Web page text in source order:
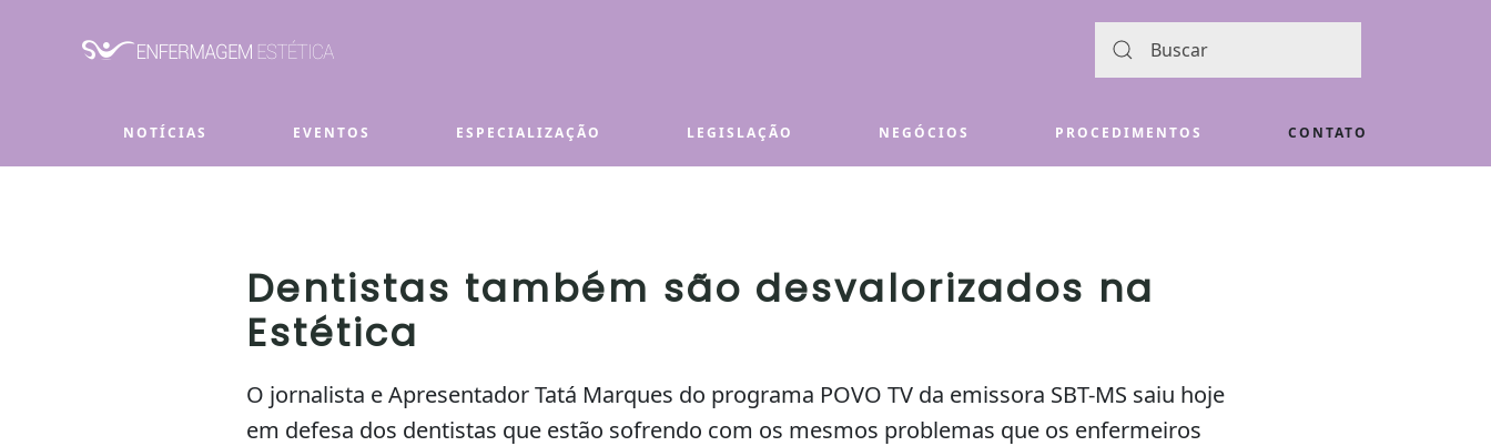
Skip to main content
NOTÍCIAS EVENTOS ESPECIALIZAÇÃO LEGISLAÇÃO NEGÓCIOS PROCEDIMENTOS CONTATO
Dentistas também são desvalorizados na
Estética
O jornalista e Apresentador Tatá Marques do programa POVO TV da emissora SBT-MS saiu hoje
em defesa dos dentistas que estão sofrendo com os mesmos problemas que os enfermeiros